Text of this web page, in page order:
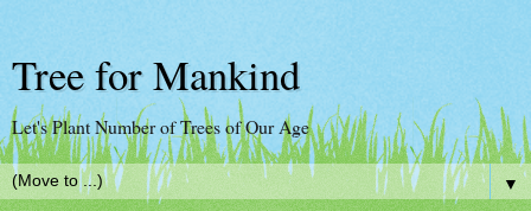
Tree for Mankind
Let's Plant Number of Trees of Our Age
▼